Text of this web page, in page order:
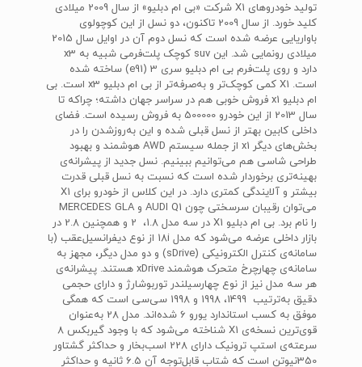
تولید خودروهای X1 شرکت «بی ام دبلیو» از سال 2009 میلادی
کلید خورد. از سال 2009 تاکنون، دو نسل از این کوچولوی
باواریایی عرضه شده است که نسل دوم آن در اوایل سال 2015
میلادی رونمایی شد. این suv کوچک پلت‌فرمی شبیه به x3
دارد و روی پلت‌فرم بی ام دبلیو سری 3 (e91) ساخته شده
است. X1 کمی کوچک‌تر و به‌صرفه‌تر از بی ام دبلیو x3 است. بی
ام دبلیو x1 فروش خوبی هم در سراسر جهان داشته؛ چراکه تا
سال 2013 از این خودرو 500000 به فروش رسیده است. فضای
داخلی کابین بهتر از نسل قبلی شده و این به‌روزشدن را در
بخش‌های دیگر x1 از جمله سیستم AWD هوشمند و بهبود
طراحی شاسی هم می‌توانیم ببینیم. نسل جدید از پیشرانه‌ی
بهینه‌تری برخوردار شده است که نسبت به نسل قبلی قدرت
بیشتر و آلایندگی کمتری دارد. در این کلاس از خودرو برای X1
می‌توان رقیبان سرسختی چون AUDI Q1 و MERCEDES GLA
را نام برد. بی‌ ام‌ دبلیو X1 در سه مدل 1.8،‌ 2 و همچنین 2.8 در
بازار داخلی عرضه می‌شود که مدل 18i‌ از نوع دیفرانسیل‌عقب (با
سامانه‌ی کنترل الکترونیکی (sDrive) و دو مدل دیگر، مجهز به
سامانه‌ی چهارچرخ متحرک هوشمند xDrive هستند. پیشرانه‌ی
هر سه مدل نیز از نوع چهارسیلندر توربوشارژ و دارای حجمی
دقیق به‌ترتیب 1499، 1998 و 1998 سی‌سی است که همگی
موفق به کسب استاندارد یورو 6 شده‌اند. مدل 28 به‌عنوان
قوی‌ترین نسخه‌ی X1 شناخته می‌شود که با وجود گیربکس 8
سرعته‌ی استپ ترونیک دارای 228 اسب‌بخار و حداکثر گشتاور
350نیوتن است که شتاب‌ قابل‌توجه آن 6.5 ثانیه و حداکثر